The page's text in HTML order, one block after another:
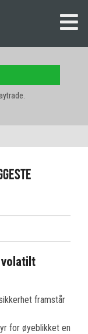
framstår
for øyeblikket en